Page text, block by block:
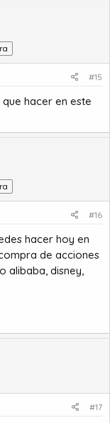
#15
hacer en este
#16
hacer hoy en
de acciones
alibaba, disney,
#17